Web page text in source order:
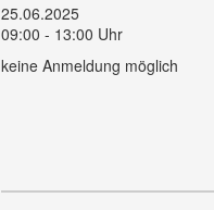
25.06.2025
09:00 - 13:00 Uhr
keine Anmeldung möglich